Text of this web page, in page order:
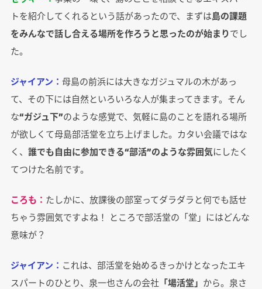
トを紹介してくれるという話があったので、まずは島の課題
をみんなで話し合える場所を作ろうと思ったのが始まりでし
た。
ジャイアン： 母島の前浜には大きなガジュマルの木があっ
て、その下には自然といろいろな人が集まってきます。そん
な“ガジュ下”のような感覚で、気軽に島のことを語れる場所
が欲しくて母島部活堂を立ち上げました。カタい会議ではな
く、 誰でも自由に参加できる“部活”のような雰囲気にしたく
てつけた名前です。
ころも： たしかに、放課後の部室ってダラダラと何でも話せ
ちゃう雰囲気ですよね！ ところで部活堂の「堂」にはどんな
意味が？
ジャイアン： これは、部活堂を始めるきっかけとなったエキ
スパートのひとり、泉一也さんの会社「場活堂」 から。泉さ